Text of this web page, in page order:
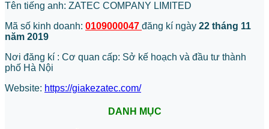
Tên tiếng anh: ZATEC COMPANY LIMITED
Mã số kinh doanh: 0109000047 đăng kí ngày 22 tháng 11
năm 2019
Nơi đăng kí : Cơ quan cấp: Sở kế hoạch và đầu tư thành
phố Hà Nội
Website: https://giakezatec.com/
DANH MỤC